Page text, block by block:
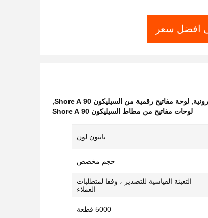
افضل سعر
, لوحة مفاتيح رقمية من السيليكون 90 Shore A
,
لوحات مفاتيح من مطاط السيليكون 90 Shore A
بانتون لون
حجم مخصص
التعبئة القياسية للتصدير ، وفقا لمتطلبات
العملاء
5000 قطعة